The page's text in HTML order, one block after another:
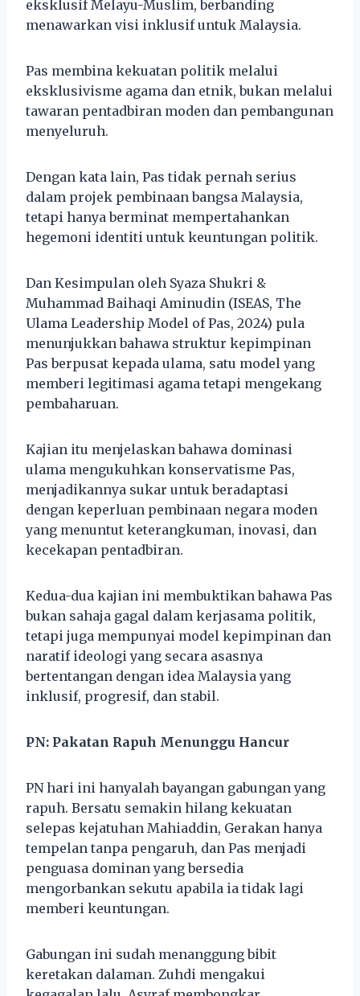
eksklusif Melayu-Muslim, berbanding
menawarkan visi inklusif untuk Malaysia.
Pas membina kekuatan politik melalui
eksklusivisme agama dan etnik, bukan melalui
tawaran pentadbiran moden dan pembangunan
menyeluruh.
Dengan kata lain, Pas tidak pernah serius
dalam projek pembinaan bangsa Malaysia,
tetapi hanya berminat mempertahankan
hegemoni identiti untuk keuntungan politik.
Dan Kesimpulan oleh Syaza Shukri &
Muhammad Baihaqi Aminudin (ISEAS, The
Ulama Leadership Model of Pas, 2024) pula
menunjukkan bahawa struktur kepimpinan
Pas berpusat kepada ulama, satu model yang
memberi legitimasi agama tetapi mengekang
pembaharuan.
Kajian itu menjelaskan bahawa dominasi
ulama mengukuhkan konservatisme Pas,
menjadikannya sukar untuk beradaptasi
dengan keperluan pembinaan negara moden
yang menuntut keterangkuman, inovasi, dan
kecekapan pentadbiran.
Kedua-dua kajian ini membuktikan bahawa Pas
bukan sahaja gagal dalam kerjasama politik,
tetapi juga mempunyai model kepimpinan dan
naratif ideologi yang secara asasnya
bertentangan dengan idea Malaysia yang
inklusif, progresif, dan stabil.
PN: Pakatan Rapuh Menunggu Hancur
PN hari ini hanyalah bayangan gabungan yang
rapuh. Bersatu semakin hilang kekuatan
selepas kejatuhan Mahiaddin, Gerakan hanya
tempelan tanpa pengaruh, dan Pas menjadi
penguasa dominan yang bersedia
mengorbankan sekutu apabila ia tidak lagi
memberi keuntungan.
Gabungan ini sudah menanggung bibit
keretakan dalaman. Zuhdi mengakui